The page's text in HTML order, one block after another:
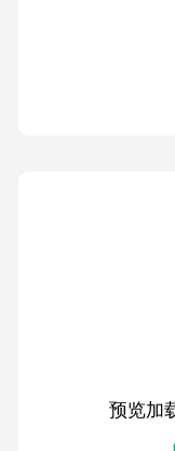
预览加